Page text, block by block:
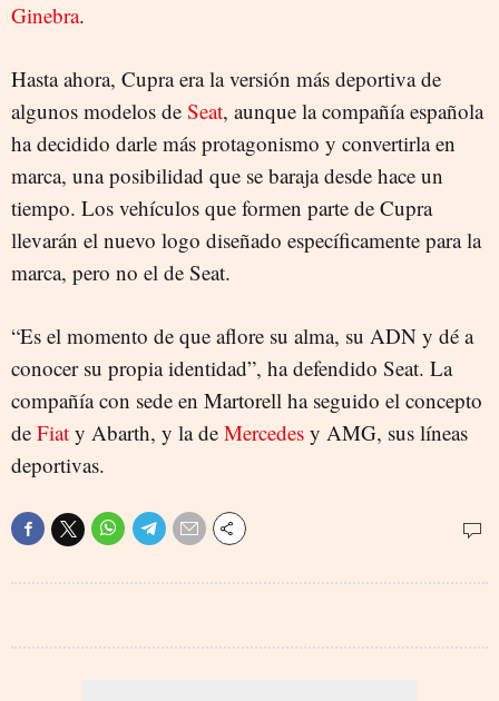
Ginebra.
Hasta ahora, Cupra era la versión más deportiva de
algunos modelos de Seat, aunque la compañía española
ha decidido darle más protagonismo y convertirla en
marca, una posibilidad que se baraja desde hace un
tiempo. Los vehículos que formen parte de Cupra
llevarán el nuevo logo diseñado específicamente para la
marca, pero no el de Seat.
“Es el momento de que aflore su alma, su ADN y dé a
conocer su propia identidad”, ha defendido Seat. La
compañía con sede en Martorell ha seguido el concepto
de Fiat y Abarth, y la de Mercedes y AMG, sus líneas
deportivas.